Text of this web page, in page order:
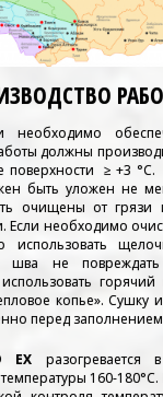
необходимо
должны
поверхности ≥ +3
быть уложен не
очищены от грязи
Если необходимо
использовать
шва не
горячий
копье». Сушку
перед
EX разогревается
160-